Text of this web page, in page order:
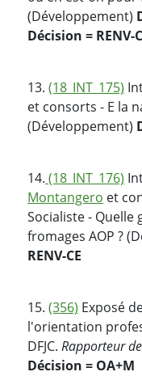
(Développement)
Décision = RENV-
13. (18_INT_175)
et consorts - E la
(Développement)
14. (18_INT_176)
Montangero et
Socialiste -
fromages AOP ?
RENV-CE
15. (356) Exposé
l'orientation
DFJC. Rapporteur
Décision = OA+M